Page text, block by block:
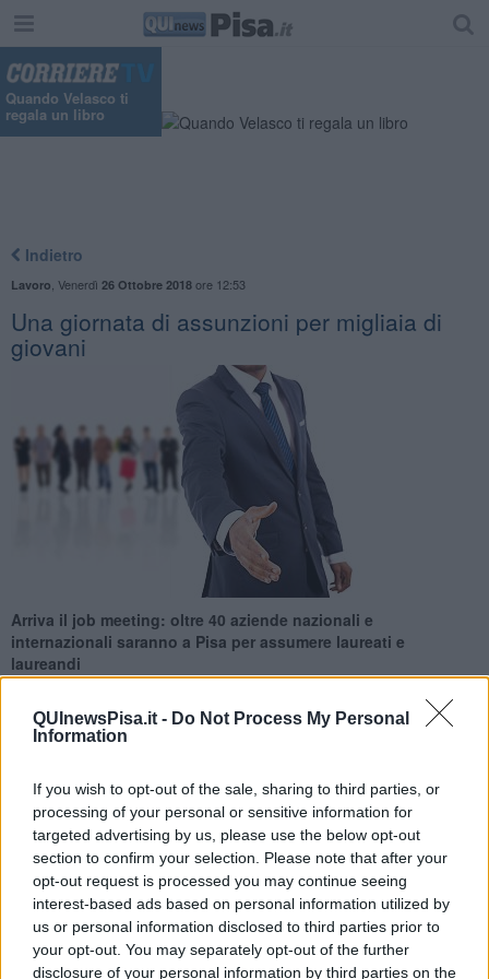
QUInewsPisa.it - Do Not Process My Personal
Information
If you wish to opt-out of the sale, sharing to third parties, or
processing of your personal or sensitive information for
targeted advertising by us, please use the below opt-out
section to confirm your selection. Please note that after your
opt-out request is processed you may continue seeing
interest-based ads based on personal information utilized by
us or personal information disclosed to third parties prior to
your opt-out. You may separately opt-out of the further
disclosure of your personal information by third parties on the
Quando Velasco ti
regala un libro
Indietro
Lavoro Venerdì 26 Ottobre 2018ore 12:53
Una giornata di assunzioni per migliaia di
giovani
Arriva il job meeting: oltre 40 aziende nazionali e
internazionali saranno a Pisa per assumere laureati e
laureandi
PISA —Una giornata dedicata all’incontro tra mondo dell’università
e mondo imprenditoriale. Sarà questo ilJob meeting,un
percorso di informazione e orientamento professionale
su incontri in aula, attività informative e consulenze individuali, in
programma per mercoledì 14 novembre, dalle 9 alle 17 alla
Stazione Leopolda.
Durante l’intera giornata si svolgeranno colloqui one to one,
workshop, consulenze gratuite sulla ricerca del lavoro e correzione